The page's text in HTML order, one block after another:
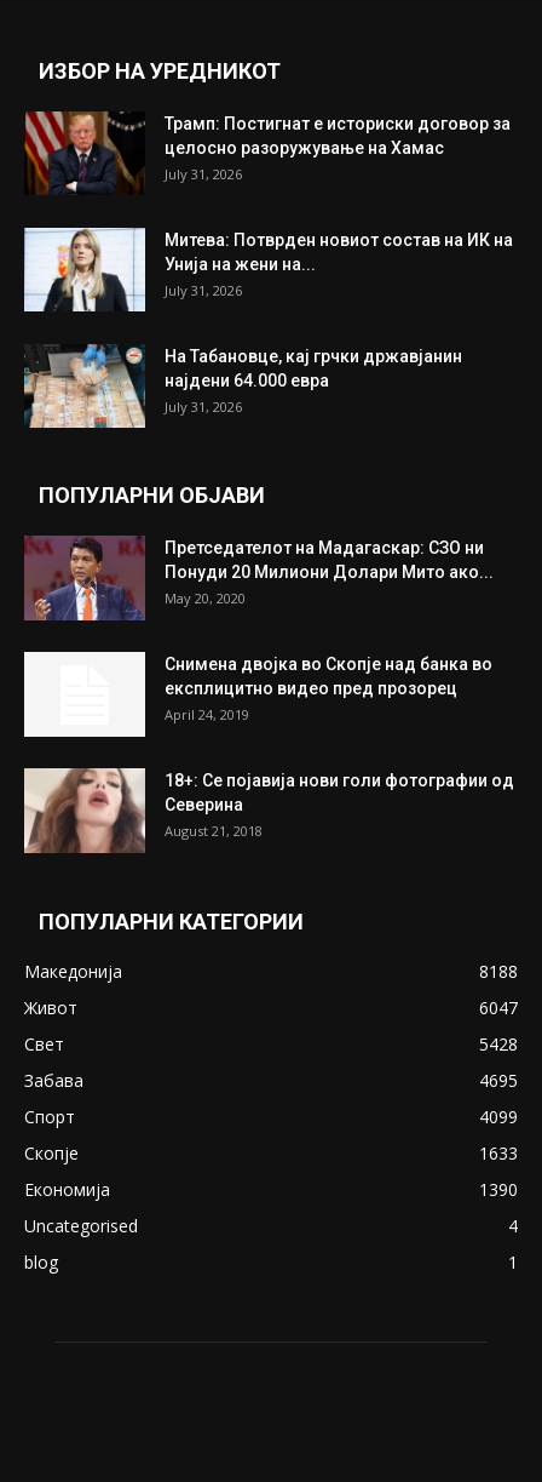
ИЗБОР НА УРЕДНИКОТ
Трамп: Постигнат е историски договор за
целосно разоружување на Хамас
July 31, 2026
Митева: Потврден новиот состав на ИК на
Унија на жени на...
July 31, 2026
На Табановце, кај грчки државјанин
најдени 64.000 евра
July 31, 2026
ПОПУЛАРНИ ОБЈАВИ
Претседателот на Мадагаскар: СЗО ни
Понуди 20 Милиони Долари Мито ако...
May 20, 2020
Снимена двојка во Скопје над банка во
експлицитно видео пред прозорец
April 24, 2019
18+: Се појавија нови голи фотографии од
Северина
August 21, 2018
ПОПУЛАРНИ КАТЕГОРИИ
Македонија
8188
Живот
6047
Свет
5428
Забава
4695
Спорт
4099
Скопје
1633
Економија
1390
Uncategorised
4
blog
1